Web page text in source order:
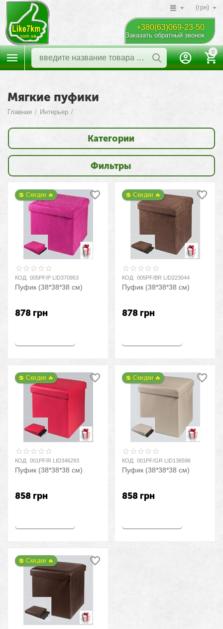
(грн)
+380(63)069-23-50
Заказать обратный звонок
0
Мягкие пуфики
Главная / Интерьер /
Категории
Фильтры
💲 Скидки 🔥
КОД: 005PF/P LID370953
Пуфик (38*38*38 см)
878 грн
💲 Скидки 🔥
КОД: 005PF/BR LID223044
Пуфик (38*38*38 см)
878 грн
💲 Скидки 🔥
КОД: 001PF/R LID346293
Пуфик (38*38*38 см)
858 грн
💲 Скидки 🔥
КОД: 001PF/GR LID136596
Пуфик (38*38*38 см)
858 грн
💲 Скидки 🔥